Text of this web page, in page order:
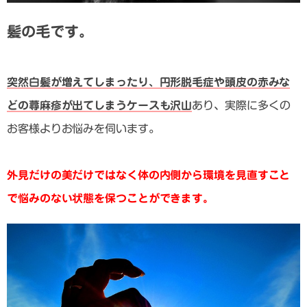
髪の毛です。
突然白髪が増えてしまったり、円形脱毛症や頭皮の赤みな
どの蕁麻疹が出てしまうケースも沢山あり、実際に多くの
お客様よりお悩みを伺います。
外見だけの美だけではなく体の内側から環境を見直すこと
で悩みのない状態を保つことができます。